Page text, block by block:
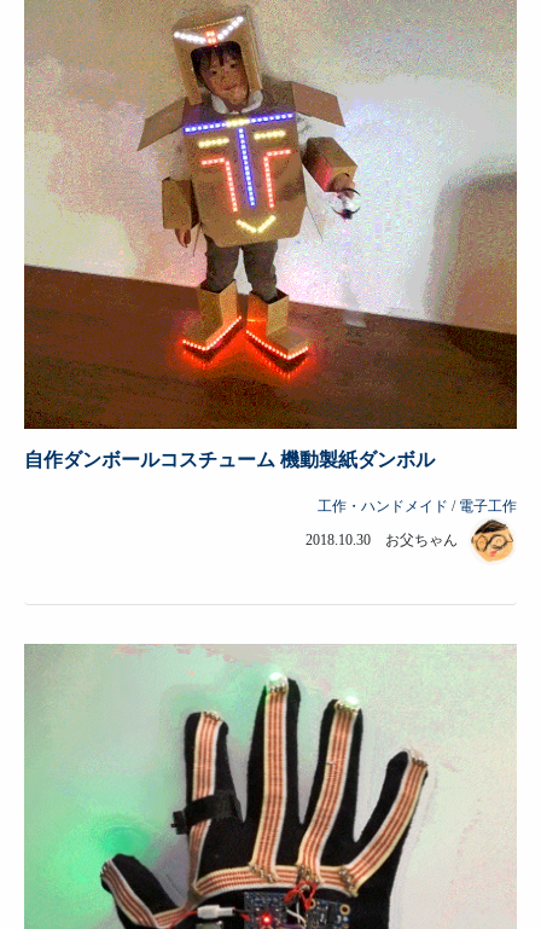
自作ダンボールコスチューム 機動製紙ダンボル
工作・ハンドメイド / 電子工作
2018.10.30 お父ちゃん